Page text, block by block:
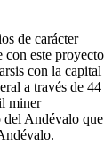
de carácter
con este proyecto
con la capital
a través de 44
miner
del Andévalo que